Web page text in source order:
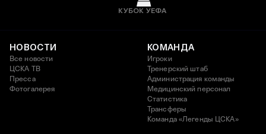
КУБОК УЕФА
НОВОСТИ
Все новости
ЦСКА ТВ
Пресса
Фотогалерея
КОМАНДА
Игроки
Тренерский штаб
Администрация команды
Медицинский персонал
Статистика
Трансферы
Команда «Легенды ЦСКА»